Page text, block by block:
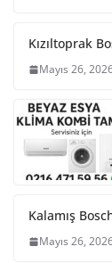
Kızıltoprak
Mayıs 26,
Kalamış
Mayıs 26,